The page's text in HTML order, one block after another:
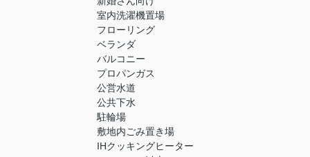
室内洗濯機置場
フローリング
ベランダ
バルコニー
プロパンガス
公営水道
公共下水
駐輪場
敷地内ごみ置き場
IHクッキングヒーター